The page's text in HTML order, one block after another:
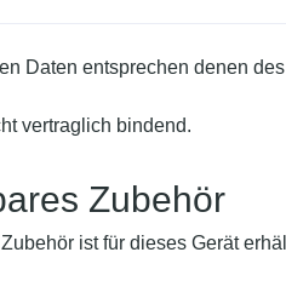
Daten entsprechen denen des
vertraglich bindend.
Zubehör
ist für dieses Gerät